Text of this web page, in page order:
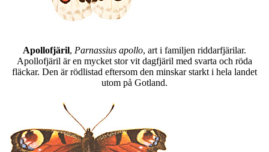
Apollofjäril, Parnassius apollo, art i familjen riddarfjärilar.
Apollofjäril är en mycket stor vit dagfjäril med svarta och röda
fläckar. Den är rödlistad eftersom den minskar starkt i hela landet
utom på Gotland.